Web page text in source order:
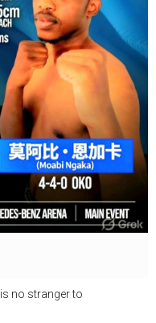
một trong những huyền
no stranger to